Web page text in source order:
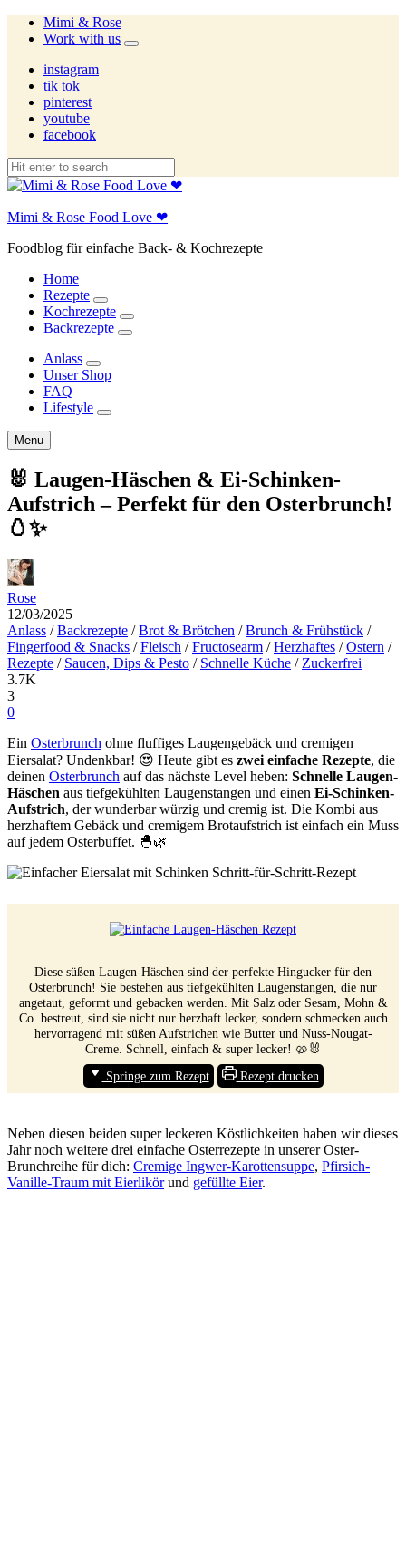
Mimi & Rose
Work with us
expand
instagram
tik tok
pinterest
youtube
facebook
Mimi & Rose Food Love ❤
Foodblog für einfache Back- & Kochrezepte
Home
Rezepte
expand
child
menu
Kochrezepte
expand
child
Backrezepte
expand
Anlass
expand
child
Unser Shop
FAQ
Lifestyle
expand
Search
Menu
🐰 Laugen-Häschen & Ei-Schinken-
Aufstrich – Perfekt für den Osterbrunch!
🥚✨
Rose
12/03/2025
Anlass /Backrezepte /Brot & Brötchen /Brunch & Frühstück /
Fingerfood & Snacks /Fleisch /Fructosearm /Herzhaftes /Ostern /
Rezepte / Saucen, Dips & Pesto / Schnelle Küche / Zuckerfrei
3.7K
3
0
Ein Osterbrunch ohne fluffiges Laugengebäck und cremigen
Eiersalat? Undenkbar! 😍 Heute gibt es zwei einfache Rezepte, die
deinen Osterbrunch auf das nächste Level heben: Schnelle Laugen-
Häschen aus tiefgekühlten Laugenstangen und einen Ei-Schinken-
Aufstrich, der wunderbar würzig und cremig ist. Die Kombi aus
herzhaftem Gebäck und cremigem Brotaufstrich ist einfach ein Muss
auf jedem Osterbuffet. 🐣🌿
Diese süßen Laugen-Häschen sind der perfekte Hingucker für den
Osterbrunch! Sie bestehen aus tiefgekühlten Laugenstangen, die nur
angetaut, geformt und gebacken werden. Mit Salz oder Sesam, Mohn &
Co. bestreut, sind sie nicht nur herzhaft lecker, sondern schmecken auch
hervorragend mit süßen Aufstrichen wie Butter und Nuss-Nougat-
Creme. Schnell, einfach & super lecker! 🥨🐰
Springe zum Rezept
Rezept drucken
Neben diesen beiden super leckeren Köstlichkeiten haben wir dieses
Jahr noch weitere drei einfache Osterrezepte in unserer Oster-
Brunchreihe für dich: Cremige Ingwer-Karottensuppe, Pfirsich-
Vanille-Traum mit Eierlikörund gefüllte Eier.